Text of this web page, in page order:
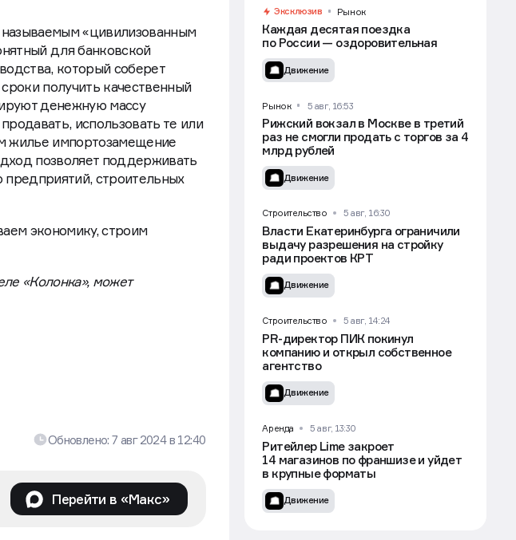
«цивилизованным
для банковской
который соберет
получить качественный
денежную массу
использовать те или
жилье импортозамещение
позволяет поддерживать
строительных
экономику, строим
«Колонка», может
Обновлено:7 авг 2024в 12:40
Перейти в «Макс»
Эксклюзив Рынок
Каждая десятая поездка
по России — оздоровительная
Движение
Рынок 5 авг, 16:53
Рижский вокзал в Москве в третий
раз не смогли продать с торгов за 4
млрд рублей
Движение
Строительство 5 авг, 16:30
Власти Екатеринбурга ограничили
выдачу разрешения на стройку
ради проектов КРТ
Движение
Строительство 5 авг, 14:24
PR-директор ПИК покинул
компанию и открыл собственное
агентство
Движение
Аренда 5 авг, 13:30
Ритейлер Lime закроет
14 магазинов по франшизе и уйдет
в крупные форматы
Движение